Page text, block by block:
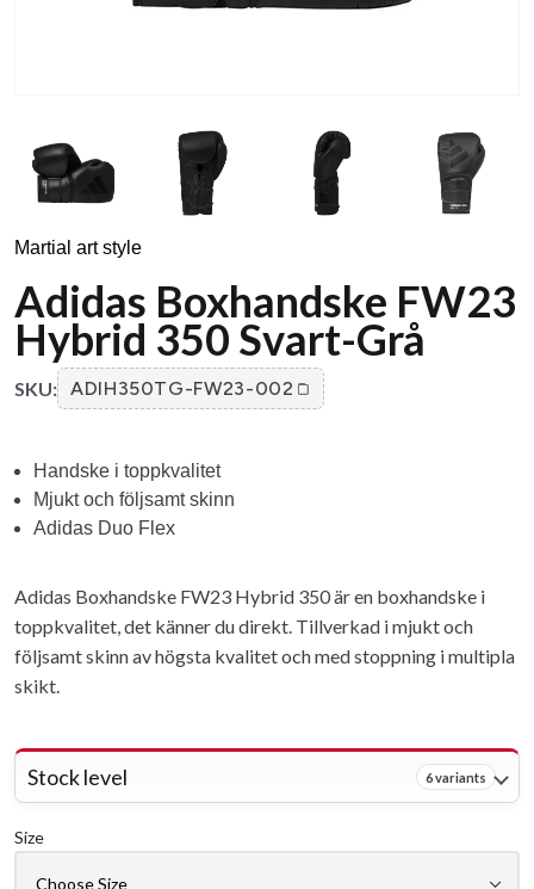
Martial art style
Adidas Boxhandske FW23
Hybrid 350 Svart-Grå
SKU: ADIH350TG-FW23-002
Handske i toppkvalitet
Mjukt och följsamt skinn
Adidas Duo Flex
Adidas Boxhandske FW23 Hybrid 350 är en boxhandske i
toppkvalitet, det känner du direkt. Tillverkad i mjukt och
följsamt skinn av högsta kvalitet och med stoppning i multipla
skikt.
Stock level 6 variants
Size